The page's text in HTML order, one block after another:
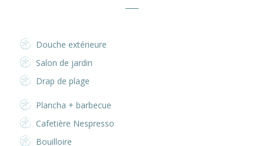
Douche extérieure
Salon de jardin
Drap de plage
Plancha + barbecue
Cafetière Nespresso
Bouilloire